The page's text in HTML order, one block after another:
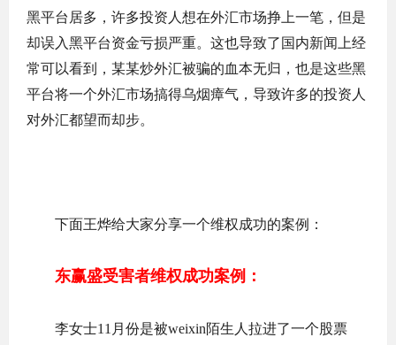
黑平台居多，许多投资人想在外汇市场挣上一笔，但是
却误入黑平台资金亏损严重。这也导致了国内新闻上经
常可以看到，某某炒外汇被骗的血本无归，也是这些黑
平台将一个外汇市场搞得乌烟瘴气，导致许多的投资人
对外汇都望而却步。
下面王烨给大家分享一个维权成功的案例：
东赢盛受害者维权成功案例：
李女士11月份是被weixin陌生人拉进了一个股票